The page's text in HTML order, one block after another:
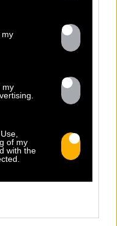
my
my
of my
with the
13.07
CLIP !
image :